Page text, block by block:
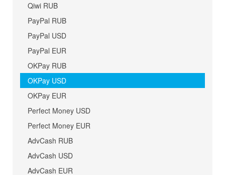
Qiwi RUB
PayPal RUB
PayPal USD
PayPal EUR
OKPay RUB
OKPay USD
OKPay EUR
Perfect Money USD
Perfect Money EUR
AdvCash RUB
AdvCash USD
AdvCash EUR